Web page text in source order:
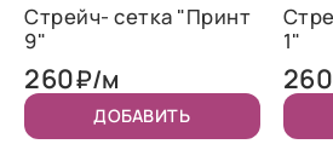
Стрейч- сетка "Принт
9"
260₽/м
ДОБАВИТЬ
1"
260